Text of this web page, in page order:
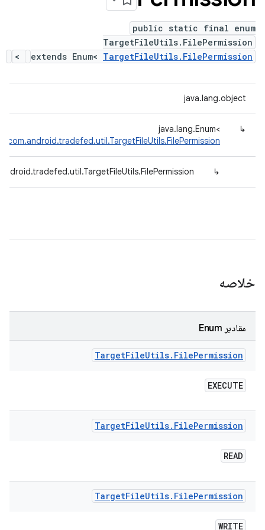
public static final enum
TargetFileUtils.FilePermission
extends Enum< TargetFileUtils.FilePermission
>
java.lang.object
↳
java.lang.Enum<
com.android.tradefed.util.TargetFileUtils.FilePermission
↳
خلاصه
مقادیر Enum
TargetFileUtils. FilePermission
EXECUTE
TargetFileUtils. FilePermission
READ
TargetFileUtils. FilePermission
WRITE